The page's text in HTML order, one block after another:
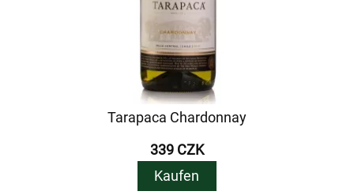
Tarapaca Chardonnay
339 CZK
Kaufen